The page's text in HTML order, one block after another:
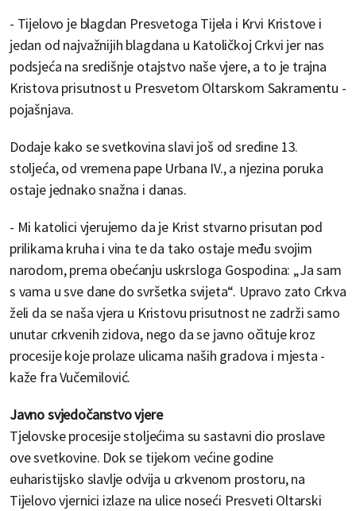
- Tijelovo je blagdan Presvetoga Tijela i Krvi Kristove i
jedan od najvažnijih blagdana u Katoličkoj Crkvi jer nas
podsjeća na središnje otajstvo naše vjere, a to je trajna
Kristova prisutnost u Presvetom Oltarskom Sakramentu -
pojašnjava.
Dodaje kako se svetkovina slavi još od sredine 13.
stoljeća, od vremena pape Urbana IV., a njezina poruka
ostaje jednako snažna i danas.
- Mi katolici vjerujemo da je Krist stvarno prisutan pod
prilikama kruha i vina te da tako ostaje među svojim
narodom, prema obećanju uskrsloga Gospodina: „Ja sam
s vama u sve dane do svršetka svijeta“. Upravo zato Crkva
želi da se naša vjera u Kristovu prisutnost ne zadrži samo
unutar crkvenih zidova, nego da se javno očituje kroz
procesije koje prolaze ulicama naših gradova i mjesta -
kaže fra Vučemilović.
Javno svjedočanstvo vjere
Tjelovske procesije stoljećima su sastavni dio proslave
ove svetkovine. Dok se tijekom većine godine
euharistijsko slavlje odvija u crkvenom prostoru, na
Tijelovo vjernici izlaze na ulice noseći Presveti Oltarski